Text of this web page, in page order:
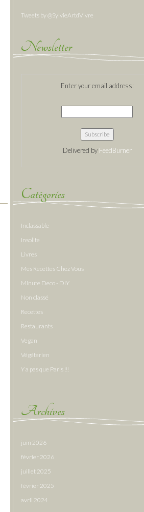
Tweets by @SylvieArtdVivre
Newsletter
Enter your email address:
Delivered by FeedBurner
Catégories
Inclassable
Insolite
Livres
Mes Recettes Chez Vous
Minute Deco - DIY
Non classé
Recettes
Restaurants
Vegan
Végétarien
Y a pas que Paris !!!
Archives
juin 2026
février 2026
juillet 2025
février 2025
avril 2024